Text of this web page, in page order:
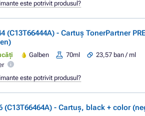
este potrivit produsul?
(C13T66444A) - Cartuș TonerPartner
Galben 70ml
23,57 ban / ml
este potrivit produsul?
(C13T66464A) - Cartuș, black + color